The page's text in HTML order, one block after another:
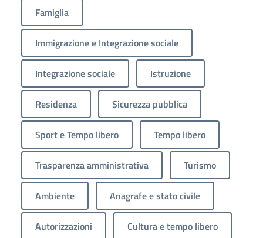
Famiglia
Immigrazione e Integrazione sociale
Integrazione sociale Istruzione
Residenza Sicurezza pubblica
Sport e Tempo libero Tempo libero
Trasparenza amministrativa Turismo
Ambiente Anagrafe e stato civile
Autorizzazioni Cultura e tempo libero